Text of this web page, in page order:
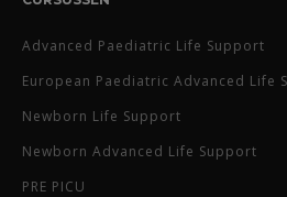
Advanced Paediatric Life Support
European Paediatric Advanced Life
Newborn Life Support
Newborn Advanced Life Support
PRE PICU